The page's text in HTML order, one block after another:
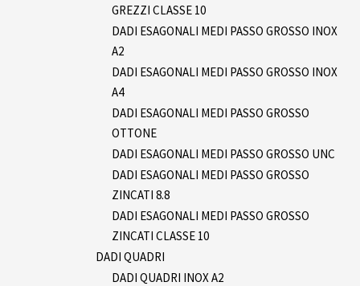
GREZZI CLASSE 10
DADI ESAGONALI MEDI PASSO GROSSO INOX
A2
DADI ESAGONALI MEDI PASSO GROSSO INOX
A4
DADI ESAGONALI MEDI PASSO GROSSO
OTTONE
DADI ESAGONALI MEDI PASSO GROSSO UNC
DADI ESAGONALI MEDI PASSO GROSSO
ZINCATI 8.8
DADI ESAGONALI MEDI PASSO GROSSO
ZINCATI CLASSE 10
DADI QUADRI
DADI QUADRI INOX A2